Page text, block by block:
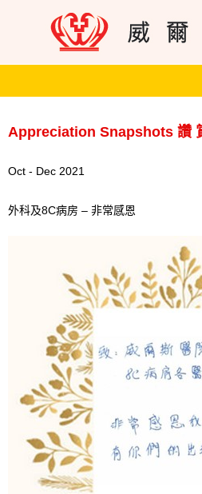
Appreciation Snapshots 讚
Oct - Dec 2021
外科及8C病房 – 非常感恩